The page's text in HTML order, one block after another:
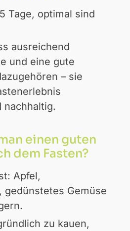
Tage, optimal sind
ausreichend
und eine gute
– sie
nachhaltig.
einen guten
dem Fasten?
Apfel,
gedünstetes Gemüse
zu kauen,